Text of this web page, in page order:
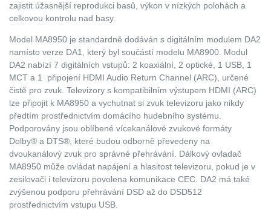
zajistit úžasnější reprodukci basů, výkon v nízkých polohách a
celkovou kontrolu nad basy.
Model MA8950 je standardně dodáván s digitálním modulem DA2
namísto verze DA1, který byl součástí modelu MA8900. Modul
DA2 nabízí 7 digitálních vstupů: 2 koaxiální, 2 optické, 1 USB, 1
MCT a 1 připojení HDMI Audio Return Channel (ARC), určené
čistě pro zvuk. Televizory s kompatibilním výstupem HDMI (ARC)
lze připojit k MA8950 a vychutnat si zvuk televizoru jako nikdy
předtím prostřednictvím domácího hudebního systému.
Podporovány jsou oblíbené vícekanálové zvukové formáty
Dolby® a DTS®, které budou odborně převedeny na
dvoukanálový zvuk pro správné přehrávání. Dálkový ovladač
MA8950 může ovládat napájení a hlasitost televizoru, pokud je v
zesilovači i televizoru povolena komunikace CEC. DA2 má také
zvýšenou podporu přehrávání DSD až do DSD512
prostřednictvím vstupu USB.